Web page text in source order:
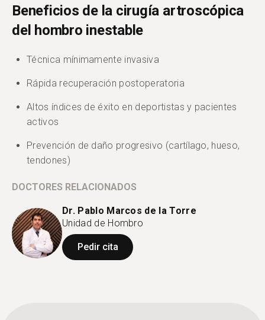
Beneficios de la cirugía artroscópica
del hombro inestable
Técnica mínimamente invasiva
Rápida recuperación postoperatoria
Altos índices de éxito en deportistas y pacientes
activos
Prevención de daño progresivo (cartílago, hueso,
tendones)
DOCTORES RELACIONADOS
Dr. Pablo Marcos de la Torre
Unidad de Hombro
Pedir cita